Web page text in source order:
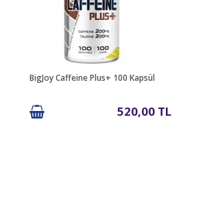
BigJoy Caffeine Plus+ 100 Kapsül
520,00 TL